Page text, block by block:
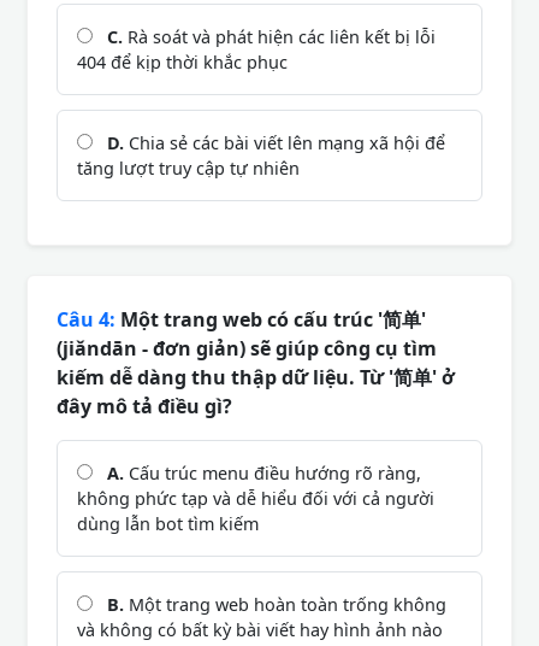
C. Rà soát và phát hiện các liên kết bị lỗi
404 để kịp thời khắc phục
D. Chia sẻ các bài viết lên mạng xã hội để
tăng lượt truy cập tự nhiên
Câu 4: Một trang web có cấu trúc '简单'
(jiǎndān - đơn giản) sẽ giúp công cụ tìm
kiếm dễ dàng thu thập dữ liệu. Từ '简单' ở
đây mô tả điều gì?
A. Cấu trúc menu điều hướng rõ ràng,
không phức tạp và dễ hiểu đối với cả người
dùng lẫn bot tìm kiếm
B. Một trang web hoàn toàn trống không
và không có bất kỳ bài viết hay hình ảnh nào